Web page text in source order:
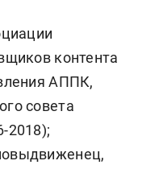
контента
АППК,
совета
2018);